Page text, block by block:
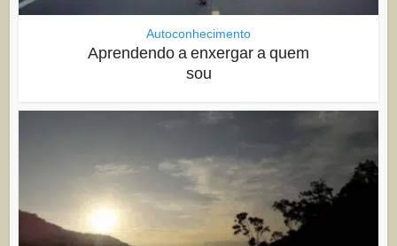
Autoconhecimento
Aprendendo a enxergar a quem
sou